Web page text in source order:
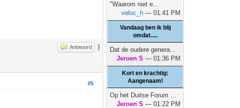
Antwoord }
#5
"Waarom niet e...
veloc_h — 01:41 PM
Vandaag ben ik blij
omdat.....
Dat de oudere genera...
Jeroen S — 01:36 PM
Kort en krachtig:
Aangenaam!
Op het Duitse Forum ...
Jeroen S — 01:22 PM